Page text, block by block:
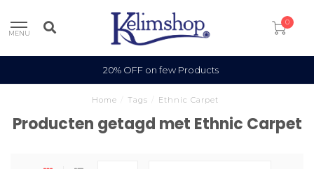
MENU
0
20% OFF on few Products
Home Tags Ethnic Carpet
Producten getagd met Ethnic Carpet